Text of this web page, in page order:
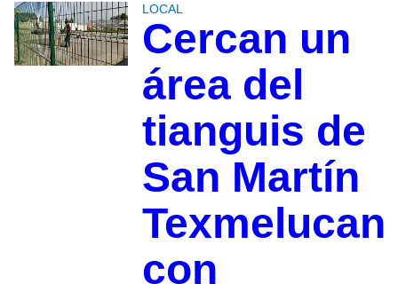
LOCAL
Cercan un
área del
tianguis de
San Martín
Texmelucan
con